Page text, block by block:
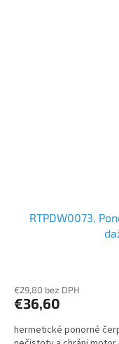
RTPDW0073,
€29,80 bez DPH
€36,60
hermetické ponorné